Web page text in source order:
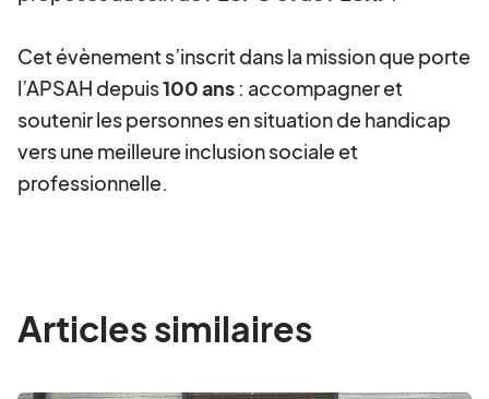
Cet évènement s’inscrit dans la mission que porte
l’APSAH depuis100 ans : accompagner et
soutenir les personnes en situation de handicap
vers une meilleure inclusion sociale et
professionnelle.
Articles similaires